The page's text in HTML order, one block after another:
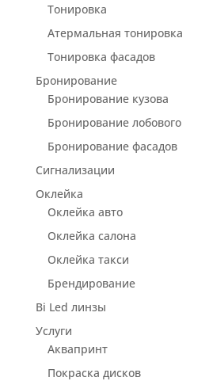
Тонировка
Атермальная тонировка
Тонировка фасадов
Бронирование
Бронирование кузова
Бронирование лобового
Бронирование фасадов
Сигнализации
Оклейка
Оклейка авто
Оклейка салона
Оклейка такси
Брендирование
Bi Led линзы
Услуги
Аквапринт
Покраска дисков